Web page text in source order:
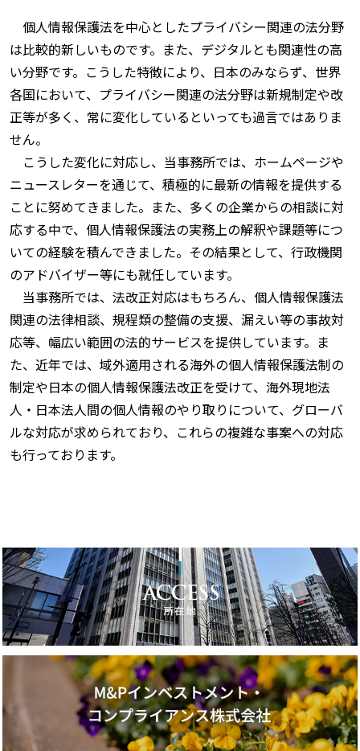
個人情報保護法を中心としたプライバシー関連の法分野
は比較的新しいものです。また、デジタルとも関連性の高
い分野です。こうした特徴により、日本のみならず、世界
各国において、プライバシー関連の法分野は新規制定や改
正等が多く、常に変化しているといっても過言ではありま
せん。
こうした変化に対応し、当事務所では、ホームページや
ニュースレターを通じて、積極的に最新の情報を提供する
ことに努めてきました。また、多くの企業からの相談に対
応する中で、個人情報保護法の実務上の解釈や課題等につ
いての経験を積んできました。その結果として、行政機関
のアドバイザー等にも就任しています。
当事務所では、法改正対応はもちろん、個人情報保護法
関連の法律相談、規程類の整備の支援、漏えい等の事故対
応等、幅広い範囲の法的サービスを提供しています。ま
た、近年では、域外適用される海外の個人情報保護法制の
制定や日本の個人情報保護法改正を受けて、海外現地法
人・日本法人間の個人情報のやり取りについて、グローバ
ルな対応が求められており、これらの複雑な事案への対応
も行っております。